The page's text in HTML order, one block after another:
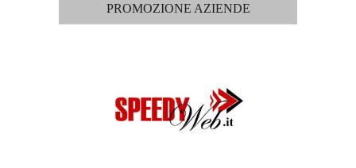
PROMOZIONE AZIENDE